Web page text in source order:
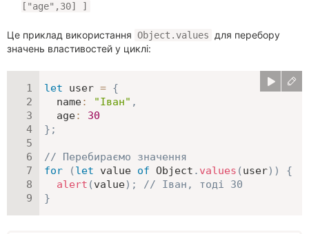
["age",30] ]
Це приклад використання Object.values
для перебору
значень властивостей у циклі:
let user = {
name: "Іван" ,
age:
30
} ;
// Перебираємо значення
for
(let value of Object . values (user) )
{
alert (value) ;
// Іван, тоді 30
}